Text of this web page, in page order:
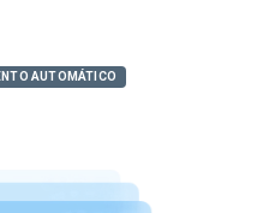
AUTOMÁTICO